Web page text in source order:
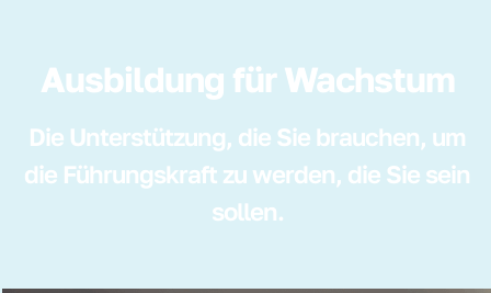
Ausbildung für Wachstum
Die Unterstützung, die Sie brauchen, um
die Führungskraft zu werden, die Sie sein
sollen.